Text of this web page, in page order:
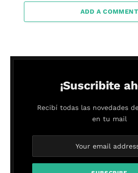
ADD A COMMENT
¡Suscribite
Recibí todas las novedades
en tu mail